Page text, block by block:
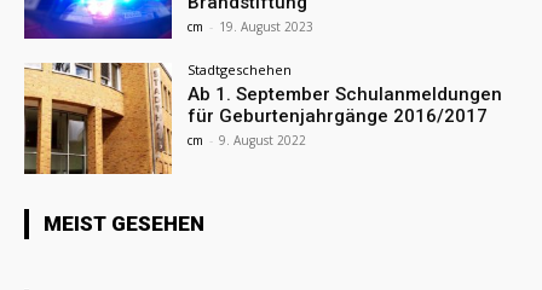
cm - 19. August 2023
Stadtgeschehen
Ab 1. September Schulanmeldungen
für Geburtenjahrgänge 2016/2017
cm - 9. August 2022
MEIST GESEHEN